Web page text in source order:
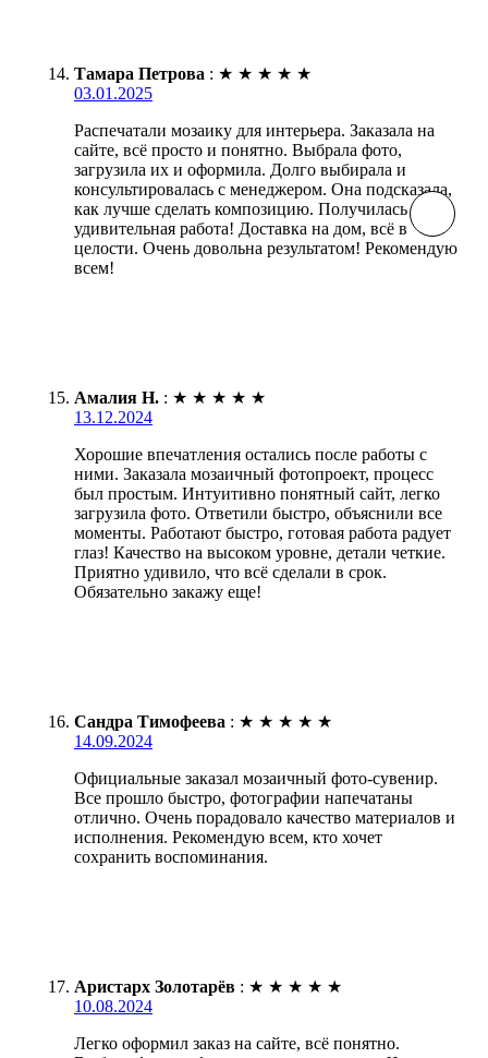
Тамара Петрова : ★ ★ ★ ★ ★
03.01.2025
Распечатали мозаику для интерьера. Заказала на
сайте, всё просто и понятно. Выбрала фото,
загрузила их и оформила. Долго выбирала и
консультировалась с менеджером. Она подсказала,
как лучше сделать композицию. Получилась
удивительная работа! Доставка на дом, всё в
целости. Очень довольна результатом! Рекомендую
всем!
Амалия Н. : ★ ★ ★ ★ ★
13.12.2024
Хорошие впечатления остались после работы с
ними. Заказала мозаичный фотопроект, процесс
был простым. Интуитивно понятный сайт, легко
загрузила фото. Ответили быстро, объяснили все
моменты. Работают быстро, готовая работа радует
глаз! Качество на высоком уровне, детали четкие.
Приятно удивило, что всё сделали в срок.
Обязательно закажу еще!
Сандра Тимофеева : ★ ★ ★ ★ ★
14.09.2024
Официальные заказал мозаичный фото-сувенир.
Все прошло быстро, фотографии напечатаны
отлично. Очень порадовало качество материалов и
исполнения. Рекомендую всем, кто хочет
сохранить воспоминания.
Аристарх Золотарёв : ★ ★ ★ ★ ★
10.08.2024
Легко оформил заказ на сайте, всё понятно.